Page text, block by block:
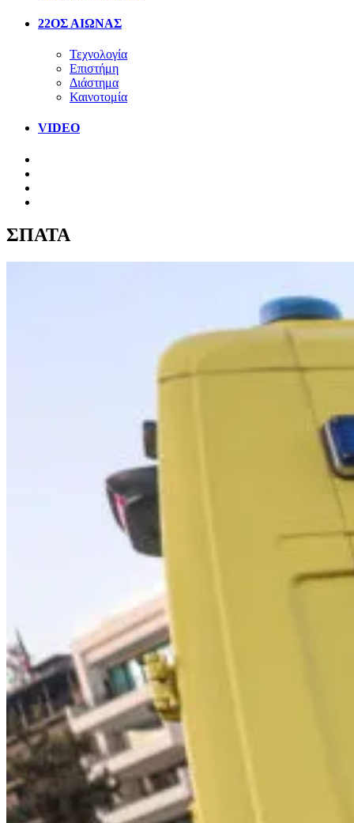
22ΟΣ ΑΙΩΝΑΣ
Τεχνολογία
Επιστήμη
Διάστημα
Καινοτομία
VIDEO
ΣΠΑΤΑ